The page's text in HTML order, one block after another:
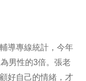
導專線統計，今年
男性的3倍。張老
好自己的情緒，才